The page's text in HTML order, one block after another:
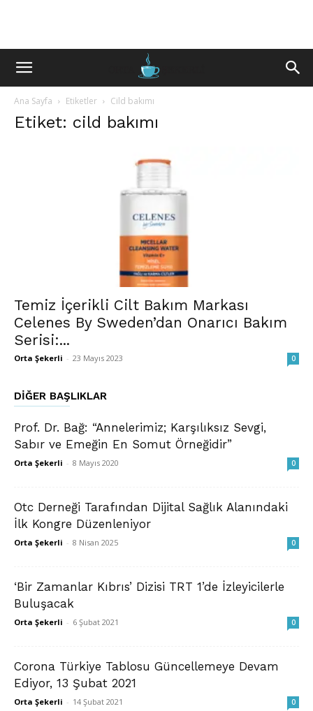
Ana Sayfa Etiketler Cild bakımı
Etiket: cild bakımı
Temiz İçerikli Cilt Bakım Markası
Celenes By Sweden’dan Onarıcı Bakım
Serisi:...
Orta Şekerli - 23 Mayıs 2023 0
DIĞER BAŞLIKLAR
Prof. Dr. Bağ: “Annelerimiz; Karşılıksız Sevgi,
Sabır ve Emeğin En Somut Örneğidir”
Orta Şekerli - 8 Mayıs 2020 0
Otc Derneği Tarafından Dijital Sağlık Alanındaki
İlk Kongre Düzenleniyor
Orta Şekerli - 8 Nisan 2025 0
‘Bir Zamanlar Kıbrıs’ Dizisi TRT 1’de İzleyicilerle
Buluşacak
Orta Şekerli - 6 Şubat 2021 0
Corona Türkiye Tablosu Güncellemeye Devam
Ediyor, 13 Şubat 2021
Orta Şekerli - 14 Şubat 2021 0